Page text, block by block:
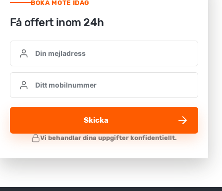
BOKA MÖTE IDAG
Få offert inom 24h
Skicka